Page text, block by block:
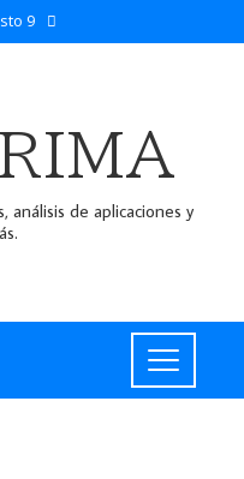
9
análisis de aplicaciones y